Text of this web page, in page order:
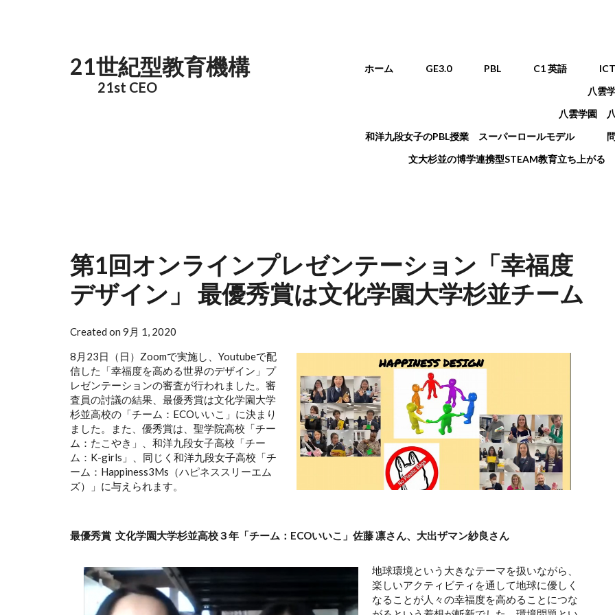
21世紀型教育機構
21st CEO
メインメニュー
ホーム GE3.0 PBL C1 英語
ICT
八雲
八雲学園
和洋九段女子のPBL授業 スーパーロールモデル
文大杉並の博学連携型STEAM教育立ち上がる
第1回オンラインプレゼンテーション「幸福度
デザイン」 最優秀賞は文化学園大学杉並チーム
Created on 9月 1, 2020
8月23日（日）Zoomで実施し、Youtubeで配
信した「幸福度を高める世界のデザイン」プ
レゼンテーションの審査が行われました。審
査員の討議の結果、最優秀賞は文化学園大学
杉並高校の「チーム：ECOいいこ」に決まり
ました。また、優秀賞は、聖学院高校「チー
ム：たこやき」、和洋九段女子高校「チー
ム：K-girls」、同じく和洋九段女子高校「チ
ーム：Happiness3Ms（ハピネススリーエム
ズ）」に与えられます。
最優秀賞 文化学園大学杉並高校３年「チーム：ECOいいこ」佐藤 凛さん、大出ザマン紗良さん
地球環境という大きなテーマを扱いながら、
楽しいアクティビティを通して地球に優しく
なることが人々の幸福度を高めることにつな